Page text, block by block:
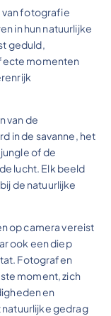
fotografie
in hun natuurlijke
geduld,
momenten
van de
in de savanne, het
of de
lucht. Elk beeld
de natuurlijke
op camera vereist
ook een diep
Fotografen
moment, zich
en
gedrag